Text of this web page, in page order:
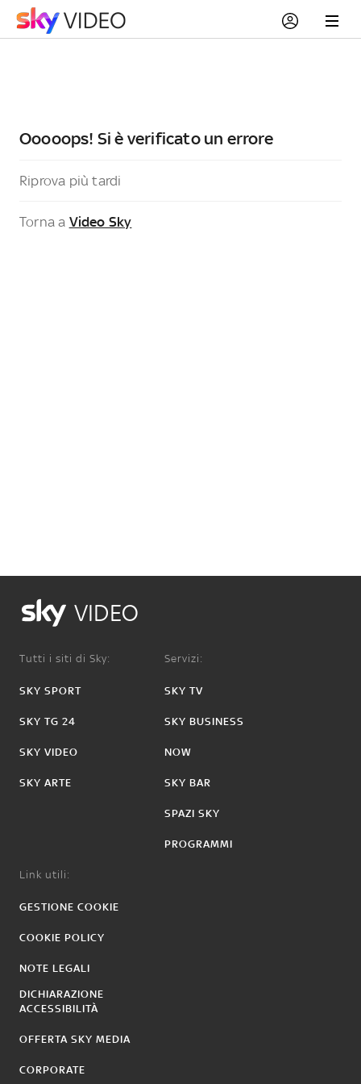
Ooooops! Si è verificato un errore
Riprova più tardi
Torna a Video Sky
VIDEO
Tutti i siti di Sky:
SKY SPORT
SKY TG 24
SKY VIDEO
SKY ARTE
Servizi:
SKY TV
SKY BUSINESS
NOW
SKY BAR
SPAZI SKY
PROGRAMMI
Link utili:
GESTIONE COOKIE
COOKIE POLICY
NOTE LEGALI
DICHIARAZIONE
ACCESSIBILITÀ
OFFERTA SKY MEDIA
CORPORATE